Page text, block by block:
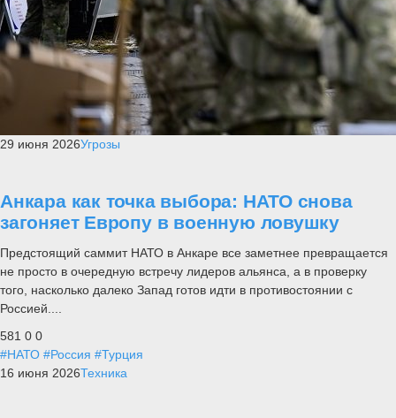
29 июня 2026Угрозы
Анкара как точка выбора: НАТО снова
загоняет Европу в военную ловушку
Предстоящий саммит НАТО в Анкаре все заметнее превращается
не просто в очередную встречу лидеров альянса, а в проверку
того, насколько далеко Запад готов идти в противостоянии с
Россией....
581 0 0
#НАТО #Россия #Турция
16 июня 2026Техника